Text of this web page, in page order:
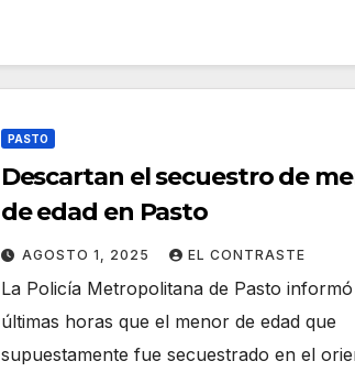
PASTO
Descartan el secuestro de
de edad en Pasto
AGOSTO 1, 2025 EL CONTRASTE
La Policía Metropolitana de Pasto
últimas horas que el menor de edad que
supuestamente fue secuestrado en el